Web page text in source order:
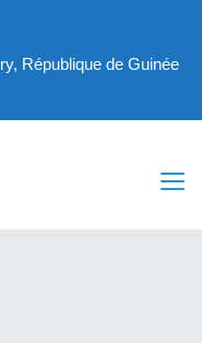
République de Guinée